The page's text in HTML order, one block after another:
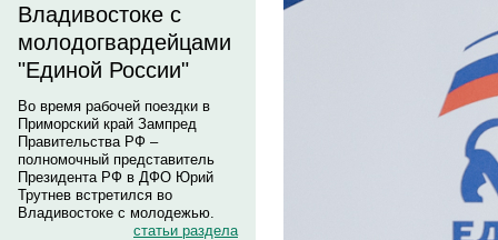
Владивостоке с
молодогвардейцами
"Единой России"
Во время рабочей поездки в
Приморский край Зампред
Правительства РФ –
полномочный представитель
Президента РФ в ДФО Юрий
Трутнев встретился во
Владивостоке с молодежью.
статьи раздела